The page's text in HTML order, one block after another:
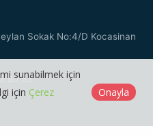
Sokak No:4/D Kocasinan
80 53
sunabilmek için
için Çerez
Onayla